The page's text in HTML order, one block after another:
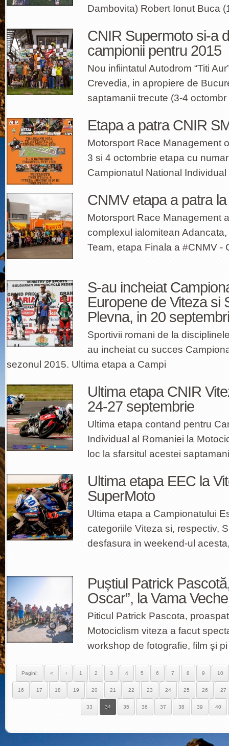
Dambovita) Robert Ionut Buca
CNIR Supermoto si-a
campionii pentru 2015
Nou infiintatul Autodrom “Titi
Crevedia, in apropiere de
saptamanii trecute (3-4 octombr
Etapa a patra CNIR
Motorsport Race Management
3 si 4 octombrie etapa cu
Campionatul National Individual
CNMV etapa a patra la
Motorsport Race Management
complexul ialomitean
Team, etapa Finala a ‪#‎CNMV -
S-au incheiat
Europene de Viteza si
Plevna, in 20
Sportivii romani de la
au incheiat cu succes
sezonul 2015. Ultima etapa a Campi
Ultima etapa CNIR
24-27 septembrie
Ultima etapa contand pentru
Individual al Romaniei la
loc la sfarsitul acestei
Ultima etapa EEC la
SuperMoto
Ultima etapa a Campionatului
categoriile Viteza si, respectiv,
desfasura in weekend-ul
Puștiul Patrick
Oscar”, la Vama Veche
Piticul Patrick Pascota,
Motociclism viteza a facut
workshop de fotografie, film şi pi
Pagini: « ‹ 1 2 3 4 5 6 7 8 9 10
16 17 18 19 20 21 22 23 24 25 26 27
33 34 35 36 37 38 39 40